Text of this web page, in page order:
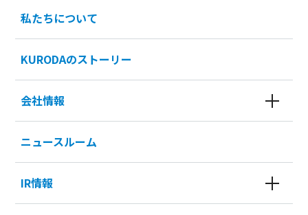
私たちについて
KURODAのストーリー
会社情報
ニュースルーム
IR情報